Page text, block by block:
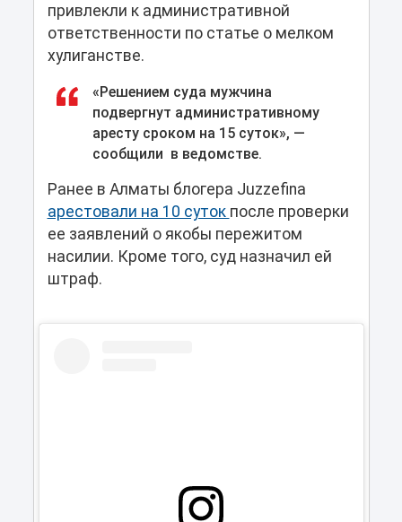
привлекли к административной
ответственности по статье о мелком
хулиганстве.
«Решением суда мужчина
подвергнут административному
аресту сроком на 15 суток», —
сообщили в ведомстве.
Ранее в Алматы блогера Juzzefina
арестовали на 10 суток после проверки
ее заявлений о якобы пережитом
насилии. Кроме того, суд назначил ей
штраф.